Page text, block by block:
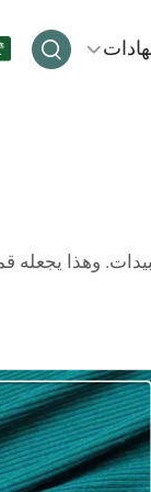
وهذا يجعله